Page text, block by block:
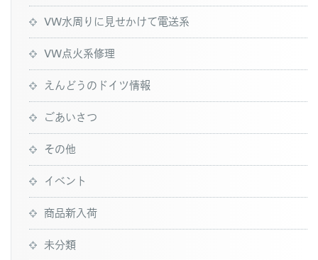
VW水周りに見せかけて電送系
VW点火系修理
えんどうのドイツ情報
ごあいさつ
その他
イベント
商品新入荷
未分類